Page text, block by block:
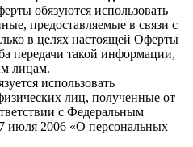
обязуются использовать
предоставляемые в связи с
в целях настоящей Оферты
передачи такой информации,
лицам.
использовать
лиц, полученные от
с Федеральным
июля 2006 «О персональных